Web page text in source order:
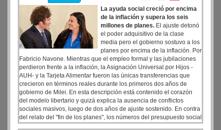
La ayuda social creció por encima
de la inflación y supera los seis
millones de planes. El ajuste detonó
el poder adquisitivo de la clase
media pero el gobierno sostuvo a los
planes por encima de la inflación. Por
Fabricio Navone. Mientras que el empleo formal y las jubilaciones
perdieron frente a la inflación, la Asignación Universal por Hijos -
AUH- y la Tarjeta Alimentar fueron las únicas transferencias que
crecieron en términos reales durante los primeros dos años de
gobierno de Milei. En esta descripción está contenido el corazón
del modelo libertario y quizá explica la ausencia de conflictos
sociales masivos, luego de dos años de ajuste sostenido. En contra
del relato del "fin de los planes", los números del presupuesto social
muestran que la ayuda directa a los sectores más pobres fue la